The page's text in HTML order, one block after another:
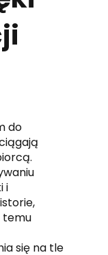
do
i
temu
się na tle